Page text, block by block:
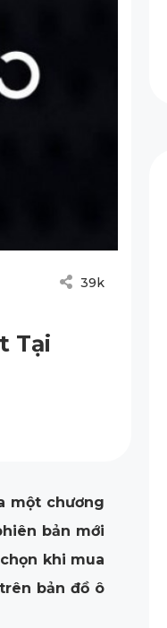
39k
Tại
một chương
bản mới
khi mua
bản đồ ô